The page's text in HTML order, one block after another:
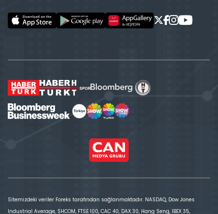
Sitemizdeki veriler Foreks tarafından sağlanmaktadır. NASDAQ, Dow Jones
Industrial Average, SHCOM, FTSE 100, CAC 40, DAX 30, Hang Seng, IBEX 35,